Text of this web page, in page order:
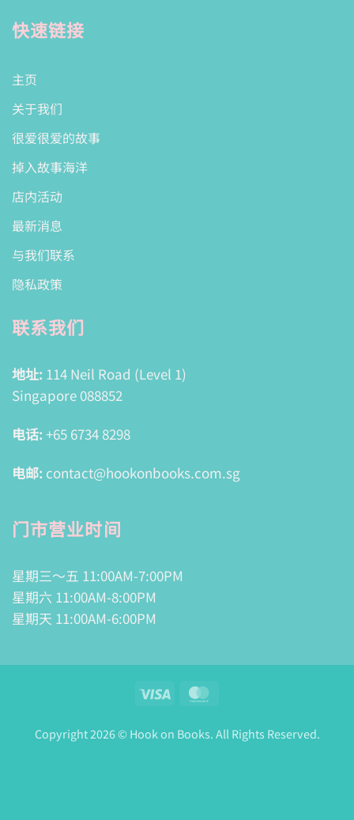
快速链接
主页
关于我们
很爱很爱的故事
掉入故事海洋
店内活动
最新消息
与我们联系
隐私政策
联系我们
地址: 114 Neil Road (Level 1)
Singapore 088852
电话: +65 6734 8298
电邮: contact@hookonbooks.com.sg
门市营业时间
星期三～五 11:00AM-7:00PM
星期六 11:00AM-8:00PM
星期天 11:00AM-6:00PM
Visa
Copyright 2026 © Hook on Books. All Rights Reserved.